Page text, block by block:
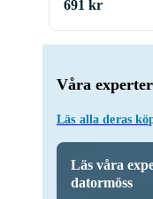
Våra
Läs alla deras
Läs våra
datormöss
691 kr